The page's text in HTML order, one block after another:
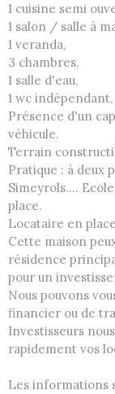
1 cuisine semi
1 salon / salle à
1 veranda,
3 chambres,
1 salle d'eau,
1 wc indépendant,
Présence d'un
véhicule.
Terrain
Pratique : à deux
Simeyrols....
place.
Locataire en
Cette maison
résidence
pour un
Nous pouvons
financier ou de
Investisseurs
rapidement vos
Les informations